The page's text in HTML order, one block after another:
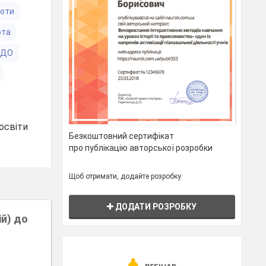
до
Безкоштовний сертифікат
про публікацію авторської розробки
Щоб отримати, додайте розробку
ДОДАТИ РОЗРОБКУ